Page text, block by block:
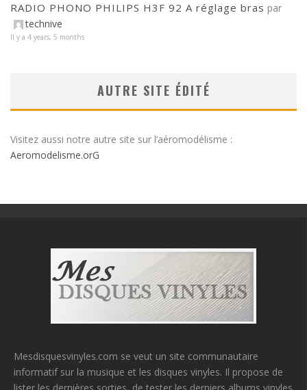
RADIO PHONO PHILIPS H3F 92 A réglage bras par
technive
Il y a 4 years, 5 months
AUTRE SITE ÉDITÉ
Visitez aussi notre autre site sur l’aéromodélisme :
Aeromodelisme.orG
Mesdisquesvinyles.com se veut un site communautaire
informatif sur la musique et les disques vinyles. Il propose de